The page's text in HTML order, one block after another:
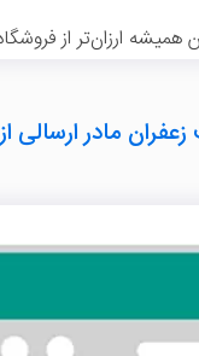
ارزان‌تر از فروشگاه
مادر ارسالی از